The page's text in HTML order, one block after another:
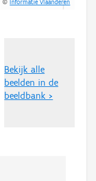
©Informatie Vlaanderen
Bekijk alle
beelden in de
beeldbank >